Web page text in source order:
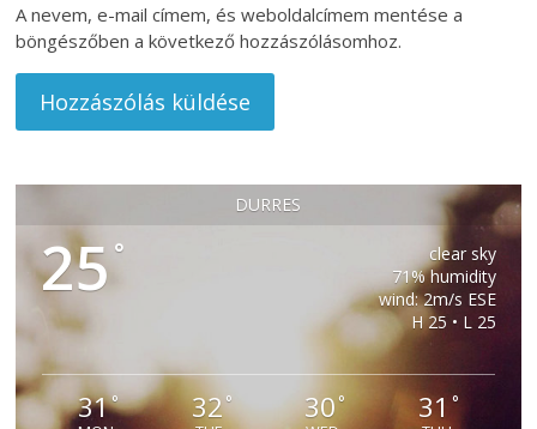
A nevem, e-mail címem, és weboldalcímem mentése a
böngészőben a következő hozzászólásomhoz.
DURRES
25°
clear sky
71% humidity
wind: 2m/s ESE
H 25 • L 25
31° 32° 30 ° 31°